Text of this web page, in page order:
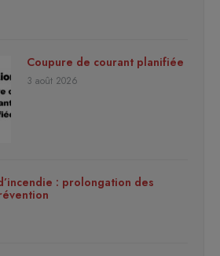
Coupure de courant planifiée
3 août 2026
: prolongation des